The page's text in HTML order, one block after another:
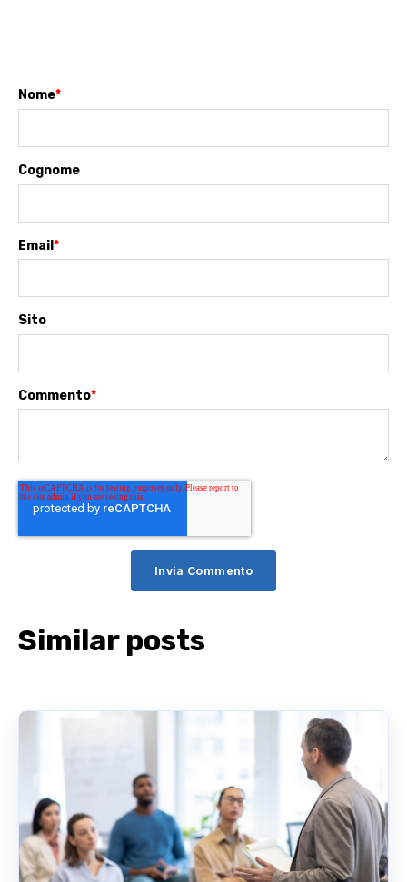
Nome*
Cognome
Email *
Sito
Commento*
Similar posts